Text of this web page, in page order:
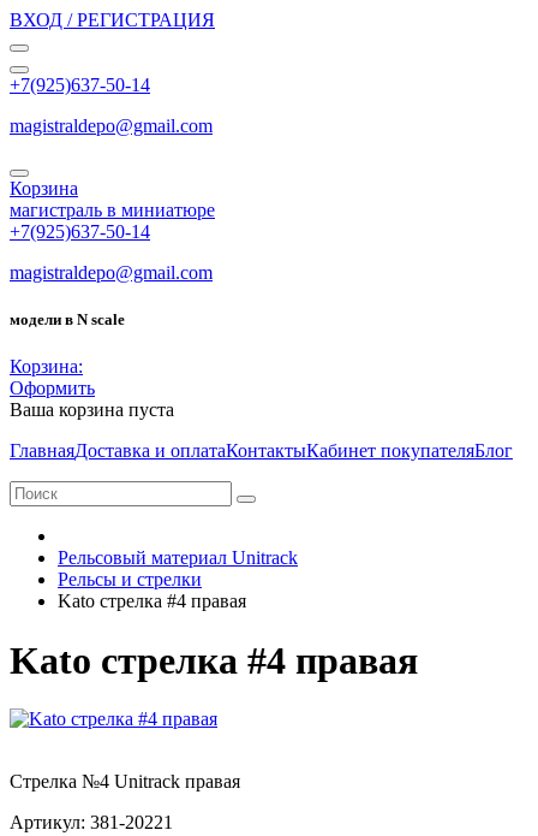
ВХОД / РЕГИСТРАЦИЯ
+7(925)637-50-14
magistraldepo@gmail.com
Корзина
магистраль в миниатюре
+7(925)637-50-14
magistraldepo@gmail.com
модели в N scale
Корзина:
Оформить
Ваша корзина пуста
ГлавнаяДоставка и оплатаКонтактыКабинет покупателяБлог
Рельсовый материал Unitrack
Рельсы и стрелки
Kato стрелка #4 правая
Kato стрелка #4 правая
Стрелка №4 Unitrack правая
Артикул: 381-20221